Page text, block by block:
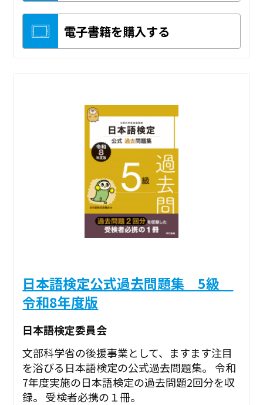
電子書籍を購入する
日本語検定公式過去問題集 5級
令和8年度版
日本語検定委員会
文部科学省の後援事業として、ますます注目
を浴びる日本語検定の公式過去問題集。 令和
7年度実施の日本語検定の過去問題2回分を収
録。 受検者必携の１冊。